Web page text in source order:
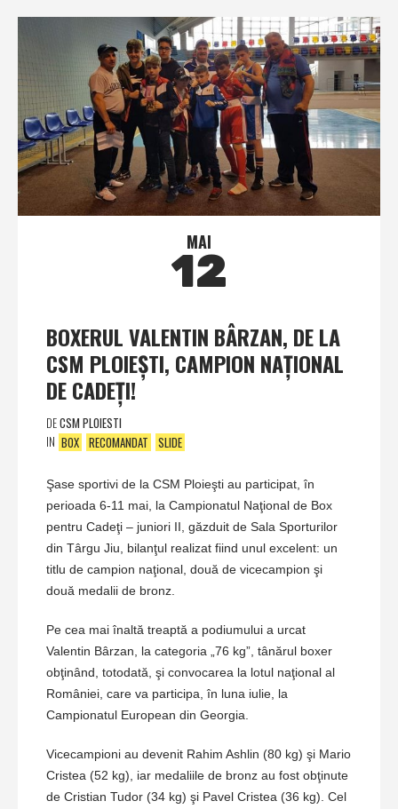
MAI
12
BOXERUL VALENTIN BÂRZAN, DE LA
CSM PLOIEŞTI, CAMPION NAŢIONAL
DE CADEŢI!
DECSM PLOIESTI
IN BOX RECOMANDAT SLIDE
Şase sportivi de la CSM Ploieşti au participat, în
perioada 6-11 mai, la Campionatul Naţional de Box
pentru Cadeţi – juniori II, găzduit de Sala Sporturilor
din Târgu Jiu, bilanţul realizat fiind unul excelent: un
titlu de campion naţional, două de vicecampion şi
două medalii de bronz.
Pe cea mai înaltă treaptă a podiumului a urcat
Valentin Bârzan, la categoria „76 kg”, tânărul boxer
obţinând, totodată, şi convocarea la lotul naţional al
României, care va participa, în luna iulie, la
Campionatul European din Georgia.
Vicecampioni au devenit Rahim Ashlin (80 kg) şi Mario
Cristea (52 kg), iar medaliile de bronz au fost obţinute
de Cristian Tudor (34 kg) şi Pavel Cristea (36 kg). Cel